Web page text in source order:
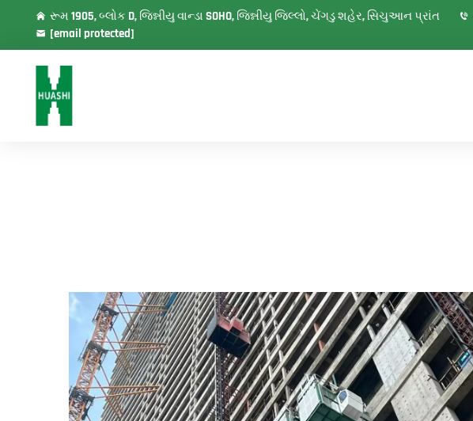
રૂમ 1905, બ્લોક D, જિન્નીયુ વાન્ડા SOHO, જિન્નીયુ જિલ્લો, ચેંગડુ શહેર, સિચુઆન પ્રાંત
[email protected]